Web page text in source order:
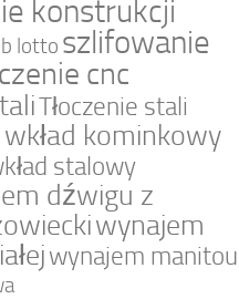
konstrukcji
lotto szlifowanie
cnc
Tłoczenie stali
wkład kominkowy
stalowy
dźwigu z
wynajem
wynajem manitou